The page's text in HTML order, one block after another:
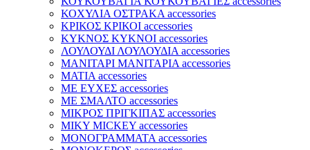
ΚΟΧΥΛΙΑ ΟΣΤΡΑΚΑ accessories
ΚΡΙΚΟΣ ΚΡΙΚΟΙ accessories
ΚΥΚΝΟΣ ΚΥΚΝΟΙ accessories
ΛΟΥΛΟΥΔΙ ΛΟΥΛΟΥΔΙΑ accessories
ΜΑΝΙΤΑΡΙ ΜΑΝΙΤΑΡΙΑ accessories
ΜΑΤΙΑ accessories
ΜΕ ΕΥΧΕΣ accessories
ΜΕ ΣΜΑΛΤΟ accessories
ΜΙΚΡΟΣ ΠΡΙΓΚΙΠΑΣ accessories
ΜΙΚΥ MICKEY accessories
ΜΟΝΟΓΡΑΜΜΑΤΑ accessories